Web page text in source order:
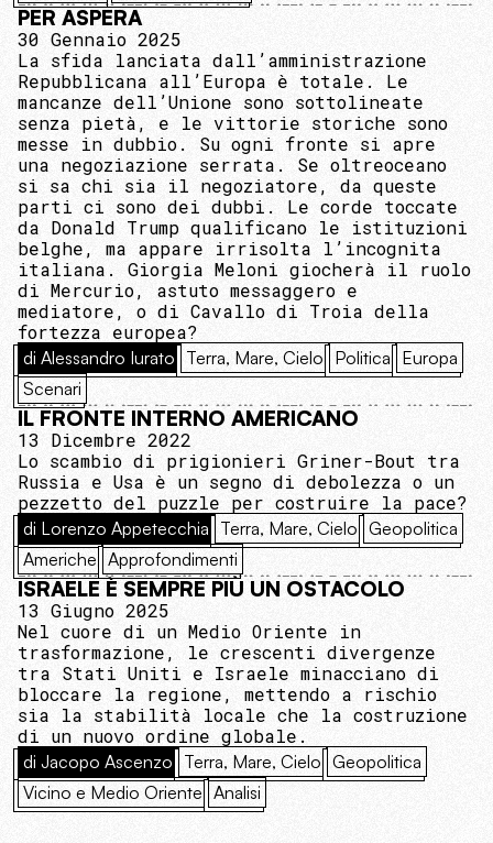
PER ASPERA
30 Gennaio 2025
La sfida lanciata dall’amministrazione
Repubblicana all’Europa è totale. Le
mancanze dell’Unione sono sottolineate
senza pietà, e le vittorie storiche sono
messe in dubbio. Su ogni fronte si apre
una negoziazione serrata. Se oltreoceano
si sa chi sia il negoziatore, da queste
parti ci sono dei dubbi. Le corde toccate
da Donald Trump qualificano le istituzioni
belghe, ma appare irrisolta l’incognita
italiana. Giorgia Meloni giocherà il ruolo
di Mercurio, astuto messaggero e
mediatore, o di Cavallo di Troia della
fortezza europea?
di Alessandro Iurato Terra, Mare, Cielo Politica Europa
Scenari
IL FRONTE INTERNO AMERICANO
13 Dicembre 2022
Lo scambio di prigionieri Griner-Bout tra
Russia e Usa è un segno di debolezza o un
pezzetto del puzzle per costruire la pace?
di Lorenzo Appetecchia Terra, Mare, Cielo Geopolitica
Americhe Approfondimenti
ISRAELE È SEMPRE PIÙ UN OSTACOLO
13 Giugno 2025
Nel cuore di un Medio Oriente in
trasformazione, le crescenti divergenze
tra Stati Uniti e Israele minacciano di
bloccare la regione, mettendo a rischio
sia la stabilità locale che la costruzione
di un nuovo ordine globale.
di Jacopo Ascenzo Terra, Mare, Cielo Geopolitica
Vicino e Medio Oriente Analisi